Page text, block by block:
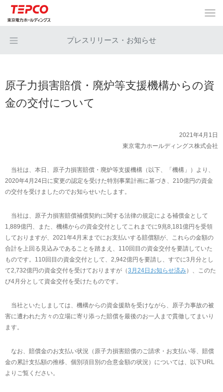
プレスリリース・お知らせ
原子力損害賠償・廃炉等支援機構からの資
金の交付について
2021年4月1日
東京電力ホールディングス株式会社
当社は、本日、原子力損害賠償・廃炉等支援機構（以下、「機構」）より、
2020年4月24日に変更の認定を受けた特別事業計画に基づき、210億円の資金
の交付を受けましたのでお知らせいたします。
当社は、原子力損害賠償補償契約に関する法律の規定による補償金として
1,889億円、また、機構からの資金交付としてこれまでに9兆8,181億円を受領
しておりますが、2021年4月末までにお支払いする賠償額が、これらの金額の
合計を上回る見込みであることを踏まえ、110回目の資金交付を要請していた
ものです。110回目の資金交付として、2,942億円を要請し、すでに3月分とし
て2,732億円の資金交付を受けておりますが（3月24日お知らせ済み）、このた
び4月分として資金交付を受けたものです。
当社といたしましては、機構からの資金援助を受けながら、原子力事故の被
害に遭われた方々の立場に寄り添った賠償を最後のお一人まで貫徹してまいり
ます。
なお、賠償金のお支払い状況（原子力損害賠償のご請求・お支払い等、賠償
金の累計支払額の推移、個別項目別の合意金額の状況）については、以下URL
よりご覧ください。